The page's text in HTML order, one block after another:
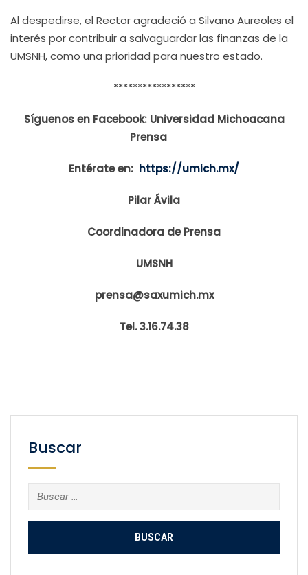
Al despedirse, el Rector agradeció a Silvano Aureoles el
interés por contribuir a salvaguardar las finanzas de la
UMSNH, como una prioridad para nuestro estado.
*****************
Síguenos en Facebook: Universidad Michoacana
Prensa
Entérate en: https://umich.mx/
Pilar Ávila
Coordinadora de Prensa
UMSNH
prensa@saxumich.mx
Tel. 3.16.74.38
Buscar
Buscar: